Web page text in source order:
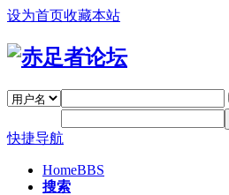
设为首页收藏本站
快捷导航
HomeBBS
搜索